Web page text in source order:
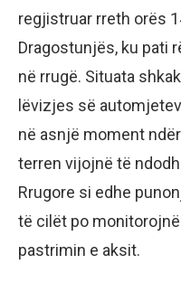
regjistruar rreth orës
Dragostunjës, ku pati
në rrugë. Situata
lëvizjes së
në asnjë moment
terren vijojnë të
Rrugore si edhe
të cilët po
pastrimin e aksit.